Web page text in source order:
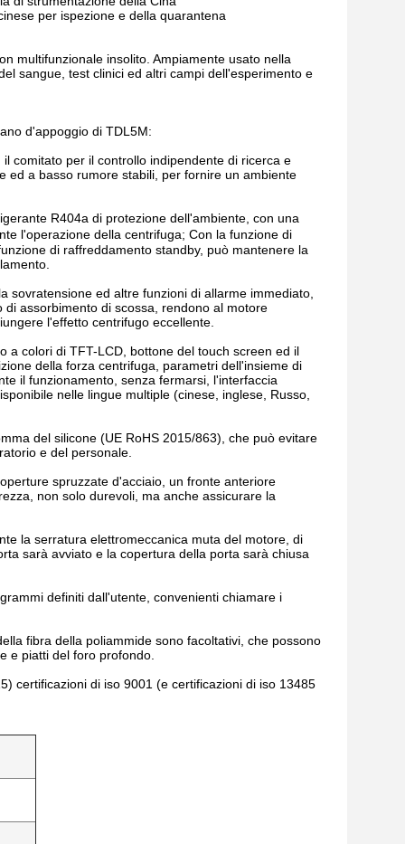
per ispezione e della quarantena
multifunzionale insolito. Ampiamente usato nella
sangue, test clinici ed altri campi dell'esperimento e
d'appoggio di TDL5M:
comitato per il controllo indipendente di ricerca e
ed a basso rumore stabili, per fornire un ambiente
R404a di protezione dell'ambiente, con una
l'operazione della centrifuga; Con la funzione di
di raffreddamento standby, può mantenere la
sovratensione ed altre funzioni di allarme immediato,
assorbimento di scossa, rendono al motore
l'effetto centrifugo eccellente.
a colori di TFT-LCD, bottone del touch screen ed il
della forza centrifuga, parametri dell'insieme di
il funzionamento, senza fermarsi, l'interfaccia
nelle lingue multiple (cinese, inglese, Russo,
del silicone (UE RoHS 2015/863), che può evitare
e del personale.
spruzzate d'acciaio, un fronte anteriore
non solo durevoli, ma anche assicurare la
la serratura elettromeccanica muta del motore, di
sarà avviato e la copertura della porta sarà chiusa
definiti dall'utente, convenienti chiamare i
fibra della poliammide sono facoltativi, che possono
e piatti del foro profondo.
certificazioni di iso 9001 (e certificazioni di iso 13485